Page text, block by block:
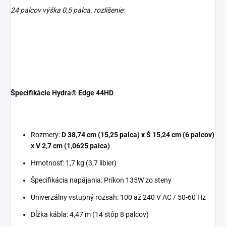
24 palcov výška 0,5 palca. rozlíšenie:
Špecifikácie Hydra® Edge 44HD
Rozmery:D 38,74 cm (15,25 palca) x Š 15,24 cm (6 palcov)
x V 2,7 cm (1,0625 palca)
Hmotnosť: 1,7 kg (3,7 libier)
Špecifikácia napájania: Príkon 135W zo steny
Univerzálny vstupný rozsah: 100 až 240 V AC / 50-60 Hz
Dĺžka kábla: 4,47 m (14 stôp 8 palcov)